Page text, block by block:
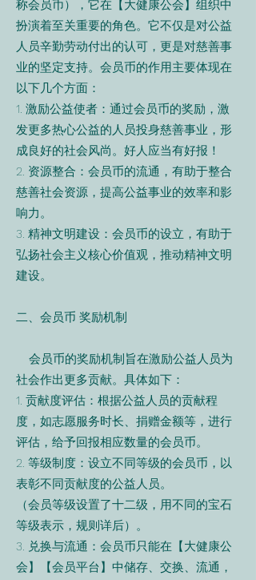
称会员币），它在【大健康公会】组织中
扮演着至关重要的角色。它不仅是对公益
人员辛勤劳动付出的认可，更是对慈善事
业的坚定支持。会员币的作用主要体现在
以下几个方面：
1. 激励公益使者：通过会员币的奖励，激
发更多热心公益的人员投身慈善事业，形
成良好的社会风尚。好人应当有好报！
2. 资源整合：会员币的流通，有助于整合
慈善社会资源，提高公益事业的效率和影
响力。
3. 精神文明建设：会员币的设立，有助于
弘扬社会主义核心价值观，推动精神文明
建设。
二、会员币 奖励机制
会员币的奖励机制旨在激励公益人员为
社会作出更多贡献。具体如下：
1. 贡献度评估：根据公益人员的贡献程
度，如志愿服务时长、捐赠金额等，进行
评估，给予回报相应数量的会员币。
2. 等级制度：设立不同等级的会员币，以
表彰不同贡献度的公益人员。
（会员等级设置了十二级，用不同的宝石
等级表示，规则详后）。
3. 兑换与流通：会员币只能在【大健康公
会】【会员平台】中储存、交换、流通，